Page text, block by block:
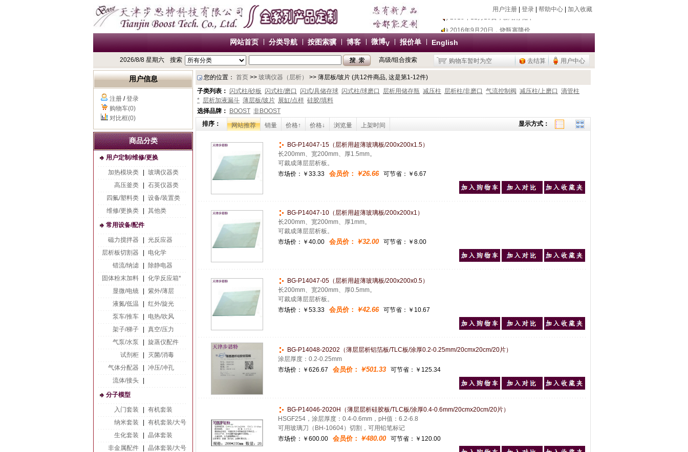
用户注册 登录 帮助中心 加入收藏
2018年11月18日，新增存储卡
2016年9月20日，烧瓶塞降价
2015年9月10日，调整加热模块目录
2018年7月26日，新增除静电器
2015年9月10日，调整加热模块目录
网站首页 分类导航 按图索骥 博客 微博V 报价单 English
2026/8/8 星期六 搜索 高级/组合搜索 购物车暂时为空 去结算 用户中心
用户信息
注册 /登录
购物车(0)
对比框(0)
商品分类
用户定制/维修/更换
加热模块类
玻璃仪器类
高压釜类
石英仪器类
四氟/塑料类
设备/装置类
维修/更换类
其他类
常用设备/配件
磁力搅拌器
光反应器
层析板切割器
电化学
错流/纳滤
除静电器
固体粉末加料
化学反应箱*
显微/电镜
紫外/薄层
液氮/低温
红外/旋光
泵车/推车
电热/吹风
架子/梯子
真空/压力
气泵/水泵
旋蒸仪配件
试剂柜
灭菌/消毒
气体分配器
冲压/冲孔
流体/接头
分子模型
入门套装
有机套装
纳米套装
有机套装/大号
生化套装
晶体套装
非金属配件
晶体套装/大号
您的位置： 首页 >> 玻璃仪器（层析）
>> 薄层板/玻片 (共12件商品, 这是第1-12件)
子类列表： 闪式柱/砂板 闪式柱/磨口 闪式/具储存球 闪式柱/球磨口 层析用储存瓶 减压柱 层析柱/非磨口 气流控制阀 减压柱/上磨口 滴管柱
* 层析加液漏斗 薄层板/玻片 展缸/点样 硅胶/填料
选择品牌：
BOOST 非BOOST
排序：
网站推荐 销量 价格↑ 价格↓ 浏览量 上架时间 显示方式：
BG-P14047-15（层析用超薄玻璃板/200x200x1.5）
长200mm、宽200mm、厚1.5mm。
可裁成薄层层析板。
市场价： ￥33.33 会员价： ￥26.66可节省：￥6.67
BG-P14047-10（层析用超薄玻璃板/200x200x1）
长200mm、宽200mm、厚1mm。
可裁成薄层层析板。
市场价： ￥40.00 会员价： ￥32.00 可节省：￥8.00
BG-P14047-05（层析用超薄玻璃板/200x200x0.5）
长200mm、宽200mm、厚0.5mm。
可裁成薄层层析板。
市场价： ￥53.33 会员价： ￥42.66可节省：￥10.67
BG-P14048-20202（薄层层析铝箔板/TLC板/涂厚0.2-0.25mm/20cmx20cm/20片）
涂层厚度：0.2-0.25mm
市场价： ￥626.67 会员价： ￥501.33 可节省：￥125.34
BG-P14046-2020H（薄层层析硅胶板/TLC板/涂厚0.4-0.6mm/20cmx20cm/20片）
HSGF254，涂层厚度：0.4-0.6mm，pH值：6.2-6.8
可用玻璃刀（BH-10604）切割，可用铅笔标记
市场价： ￥600.00 会员价： ￥480.00 可节省：￥120.00